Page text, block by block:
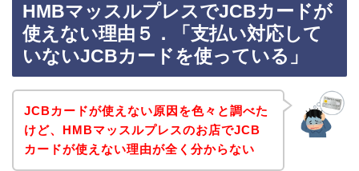
HMBマッスルプレスでJCBカードが
使えない理由５．「支払い対応して
いないJCBカードを使っている」
JCBカードが使えない原因を色々と調べた
けど、HMBマッスルプレスのお店でJCB
カードが使えない理由が全く分からない